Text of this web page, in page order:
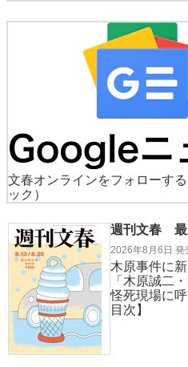
文春オンラインをフォローする
ック）
週刊文春 最
2026年8月6日 発
木原事件に
「木原誠二
怪死現場に
目次】